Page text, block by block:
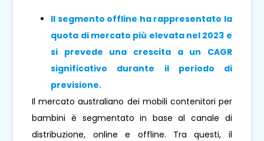
Il segmento offline ha rappresentato la
quota di mercato più elevata nel 2023 e
si prevede una crescita a un CAGR
significativo durante il periodo di
previsione.
Il mercato australiano dei mobili contenitori per
bambini è segmentato in base al canale di
distribuzione, online e offline. Tra questi, il